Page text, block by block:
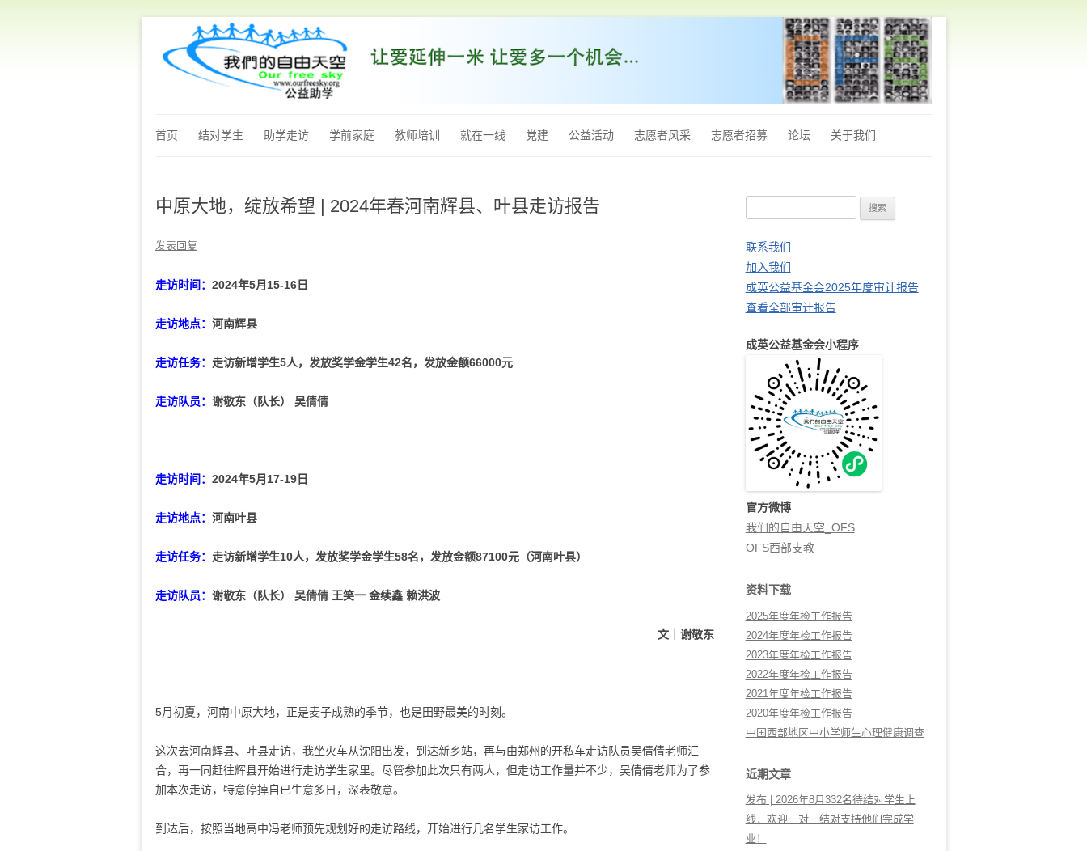
至
内
首页 结对学生 助学走访 学前家庭 教师培训 就在一线 党建 公益活动 志愿者风采 志愿者招募 论坛 关于我们
中原大地，绽放希望 | 2024年春河南辉县、叶县走访报告
发表回复
走访时间： 2024年5月15-16日
走访地点： 河南辉县
走访任务： 走访新增学生5人，发放奖学金学生42名，发放金额66000元
走访队员： 谢敬东（队长） 吴倩倩
走访时间： 2024年5月17-19日
走访地点： 河南叶县
走访任务： 走访新增学生10人，发放奖学金学生58名，发放金额87100元（河南叶县）
走访队员： 谢敬东（队长） 吴倩倩 王笑一 金续鑫 赖洪波
文｜谢敬东
5月初夏，河南中原大地，正是麦子成熟的季节，也是田野最美的时刻。
这次去河南辉县、叶县走访，我坐火车从沈阳出发，到达新乡站，再与由郑州的开私车走访队员吴倩倩老师汇
合，再一同赶往辉县开始进行走访学生家里。尽管参加此次只有两人，但走访工作量并不少，吴倩倩老师为了参
加本次走访，特意停掉自已生意多日，深表敬意。
到达后，按照当地高中冯老师预先规划好的走访路线，开始进行几名学生家访工作。
：
联系我们
加入我们
成英公益基金会2025年度审计报告
查看全部审计报告
成英公益基金会小程序
官方微博
我们的自由天空_OFS
OFS西部支教
资料下载
2025年度年检工作报告
2024年度年检工作报告
2023年度年检工作报告
2022年度年检工作报告
2021年度年检工作报告
2020年度年检工作报告
中国西部地区中小学师生心理健康调查
近期文章
发布 | 2026年8月332名待结对学生上
线，欢迎一对一结对支持他们完成学
业！